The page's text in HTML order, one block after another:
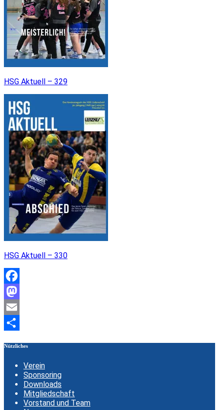
HSG Aktuell – 329
HSG Aktuell – 330
Facebook
Mastodon
Email
Nützliches
Verein
Sponsoring
Downloads
Mitgliedschaft
Vorstand und Team